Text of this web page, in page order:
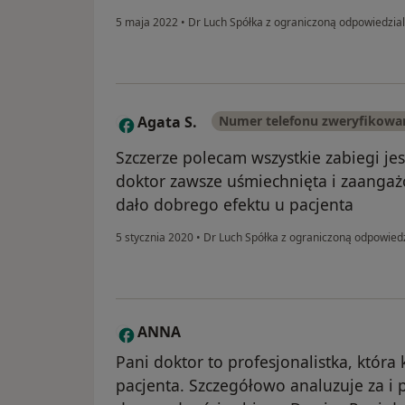
5 maja 2022 • Dr Luch Spółka z ograniczoną
A Agata S. Numer telefonu
Szczerze polecam wszystkie zabiegi
doktor zawsze uśmiechnięta i
dało dobrego efektu u pacjenta
5 stycznia 2020 • Dr Luch Spółka z ograniczoną
A ANNA
Pani doktor to profesjonalistka, która
pacjenta. Szczegółowo analuzuje za